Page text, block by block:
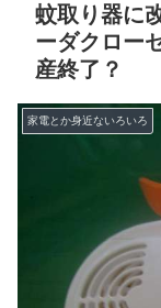
蚊取り器に
ーダクロー
産終了？
家電とか身近ないろいろ